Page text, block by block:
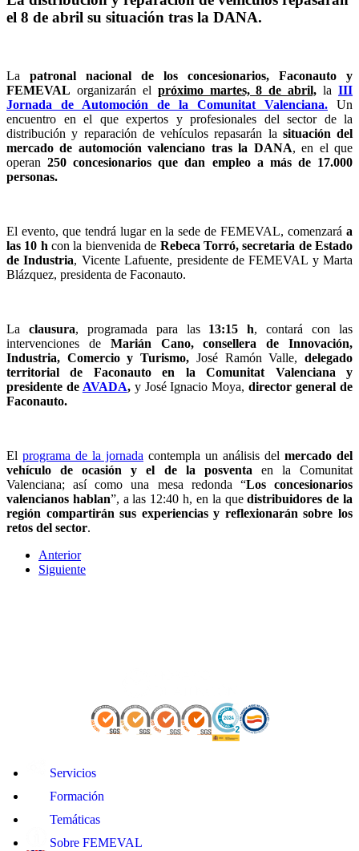
el 8 de abril su situación tras la DANA.
La patronal nacional de los concesionarios, Faconauto y
FEMEVAL organizarán el próximo martes, 8 de abril, laIII
Jornada de Automoción de la Comunitat Valenciana.
Un
encuentro en el que expertos y profesionales del sector de la
distribución y reparación de vehículos repasarán la situación del
mercado de automoción valenciano tras la DANA, en el que
operan250 concesionarios que dan empleo a más de 17.000
personas.
El evento, que tendrá lugar en la sede de FEMEVAL, comenzará a
las 10 h con la bienvenida de Rebeca Torró, secretaria de Estado
de Industria, Vicente Lafuente, presidente de FEMEVAL y Marta
Blázquez, presidenta de Faconauto.
La clausura, programada para las 13:15 h, contará con las
intervenciones de Marián Cano, consellera de Innovación,
Industria, Comercio y Turismo, José Ramón Valle,delegado
territorial de Faconauto en la Comunitat Valenciana y
presidente de AVADA, y José Ignacio Moya, director general de
Faconauto.
El programa de la jornada contempla un análisis del mercado del
vehículo de ocasión y el de
la posventa en la Comunitat
Valenciana; así como una mesa redonda “Los concesionarios
valencianos hablan”, a las 12:40 h, en la quedistribuidores de la
región compartirán sus experiencias y reflexionarán sobre los
retos del sector.
Anterior
Siguiente
Servicios
Formación
Temáticas
Sobre FEMEVAL